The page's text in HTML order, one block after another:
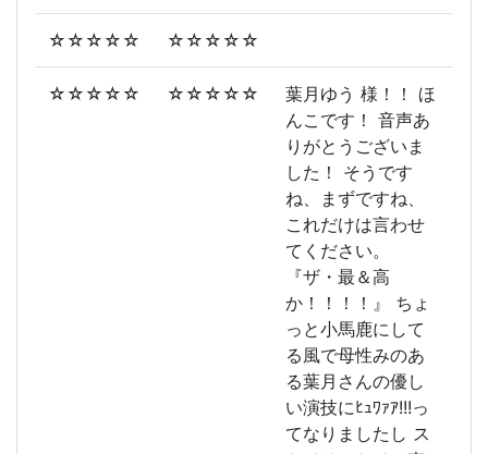
☆☆☆☆☆ ☆☆☆☆☆
☆☆☆☆☆ ☆☆☆☆☆
葉月ゆう 様！！ ほ
んこです！ 音声あ
りがとうございま
した！ そうです
ね、まずですね、
これだけは言わせ
てください。
『ザ・最＆高
か！！！！』 ちょ
っと小馬鹿にして
る風で母性みのあ
る葉月さんの優し
い演技にﾋｭﾜｧｱ!!!っ
てなりましたし ス